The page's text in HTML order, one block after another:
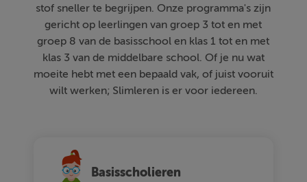
stof sneller te begrijpen. Onze programma's zijn
gericht op leerlingen van groep 3 tot en met
groep 8 van de basisschool en klas 1 tot en met
klas 3 van de middelbare school. Of je nu wat
moeite hebt met een bepaald vak, of juist vooruit
wilt werken; Slimleren is er voor iedereen.
Basisscholieren